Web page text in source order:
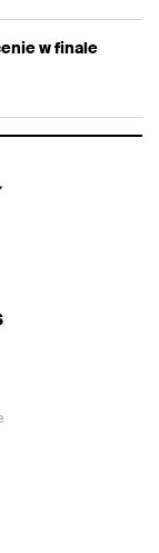
w finale